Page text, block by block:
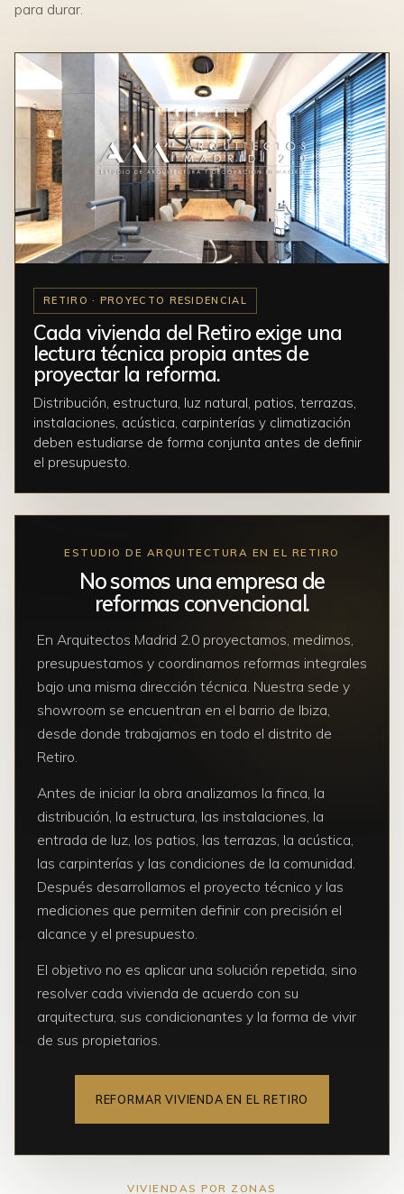
para durar.
RETIRO · PROYECTO RESIDENCIAL
Cada vivienda del Retiro exige una
lectura técnica propia antes de
proyectar la reforma.
Distribución, estructura, luz natural, patios, terrazas,
instalaciones, acústica, carpinterías y climatización
deben estudiarse de forma conjunta antes de definir
el presupuesto.
ESTUDIO DE ARQUITECTURA EN EL RETIRO
No somos una empresa de
reformas convencional.
En Arquitectos Madrid 2.0 proyectamos, medimos,
presupuestamos y coordinamos reformas integrales
bajo una misma dirección técnica. Nuestra sede y
showroom se encuentran en el barrio de Ibiza,
desde donde trabajamos en todo el distrito de
Retiro.
Antes de iniciar la obra analizamos la finca, la
distribución, la estructura, las instalaciones, la
entrada de luz, los patios, las terrazas, la acústica,
las carpinterías y las condiciones de la comunidad.
Después desarrollamos el proyecto técnico y las
mediciones que permiten definir con precisión el
alcance y el presupuesto.
El objetivo no es aplicar una solución repetida, sino
resolver cada vivienda de acuerdo con su
arquitectura, sus condicionantes y la forma de vivir
de sus propietarios.
REFORMAR VIVIENDA EN EL RETIRO
VIVIENDAS POR ZONAS